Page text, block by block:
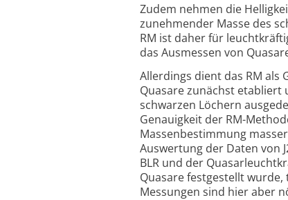
Zudem nehmen die
zunehmender Masse des
RM ist daher für
das Ausmessen von
Allerdings dient das RM
Quasare zunächst
schwarzen Löchern
Genauigkeit der RM-
Massenbestimmung
Auswertung der Daten von
BLR und der
Quasare festgestellt
Messungen sind hier aber